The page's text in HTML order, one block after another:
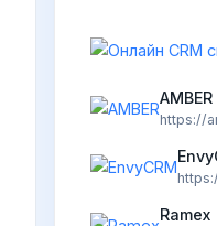
AMBER
Ramex